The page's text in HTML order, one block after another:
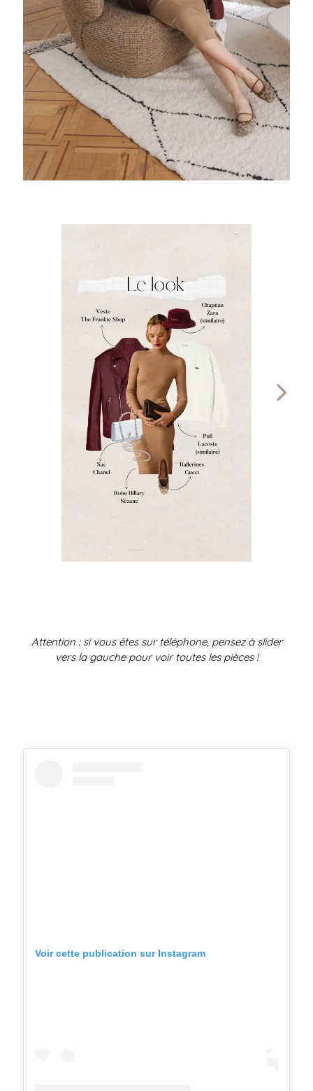
Attention : si vous êtes sur téléphone, pensez à slider
vers la gauche pour voir toutes les pièces !
Voir cette publication sur Instagram